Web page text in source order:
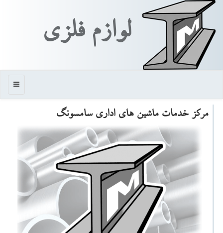
لوازم فلزی
منو
مركز خدمات ماشین های اداری سامسونگ